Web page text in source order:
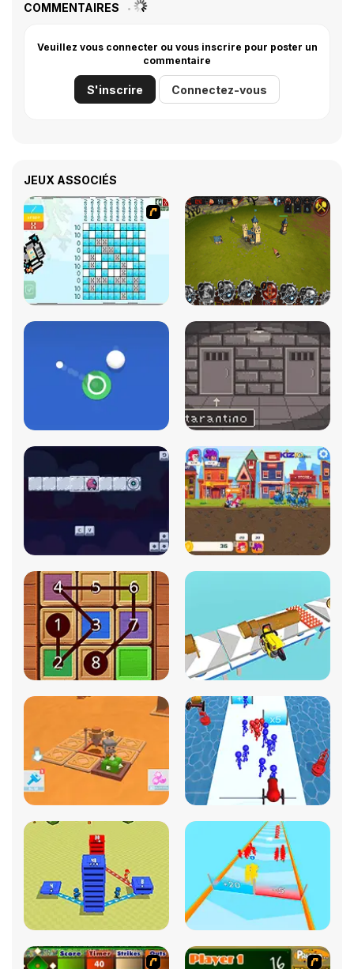
COMMENTAIRES
Veuillez vous connecter ou vous inscrire pour poster un
commentaire
S'inscrire Connectez-vous
JEUX ASSOCIÉS